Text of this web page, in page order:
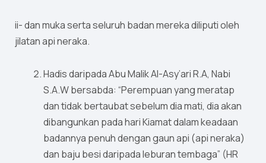
ii- dan muka serta seluruh badan mereka diliputi oleh
jilatan api neraka.
Hadis daripada Abu Malik Al-Asy’ari R.A, Nabi
S.A.W bersabda: “Perempuan yang meratap
dan tidak bertaubat sebelum dia mati, dia akan
dibangunkan pada hari Kiamat dalam keadaan
badannya penuh dengan gaun api (api neraka)
dan baju besi daripada leburan tembaga” (HR